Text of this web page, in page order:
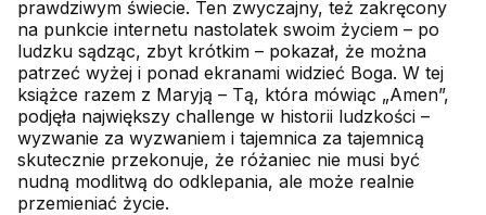
prawdziwym świecie. Ten zwyczajny, też zakręcony
na punkcie internetu nastolatek swoim życiem – po
ludzku sądząc, zbyt krótkim – pokazał, że można
patrzeć wyżej i ponad ekranami widzieć Boga. W tej
książce razem z Maryją – Tą, która mówiąc „Amen”,
podjęła największy challenge w historii ludzkości –
wyzwanie za wyzwaniem i tajemnica za tajemnicą
skutecznie przekonuje, że różaniec nie musi być
nudną modlitwą do odklepania, ale może realnie
przemieniać życie.